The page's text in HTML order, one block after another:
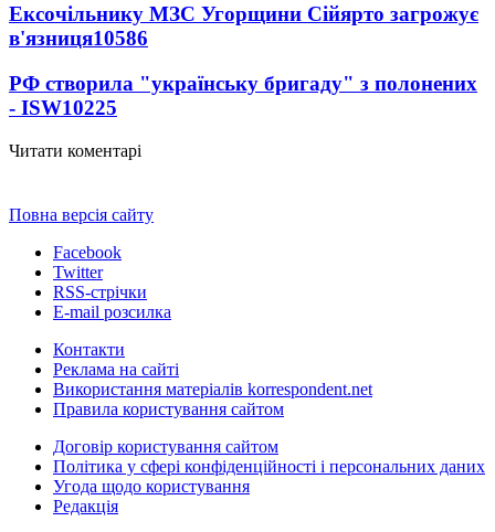
Ексочільнику МЗС Угорщини Сійярто загрожує
в'язниця10586
РФ створила "українську бригаду" з полонених
- ISW10225
Читати коментарі
Повна версія сайту
Facebook
Twitter
RSS-стрічки
E-mail розсилка
Контакти
Реклама на сайті
Використання матеріалів korrespondent.net
Правила користування сайтом
Договір користування сайтом
Політика у сфері конфіденційності і персональних даних
Угода щодо користування
Редакція